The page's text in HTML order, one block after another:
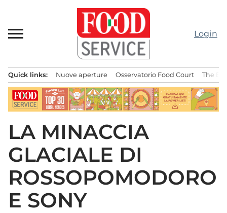
contenuto
Login
principale
Quick links: Nuove aperture Osservatorio Food Court The
LA MINACCIA
GLACIALE DI
ROSSOPOMODORO
E SONY